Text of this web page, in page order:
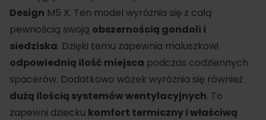
Design M5 X. Ten model wyróżnia się z całą
pewnością swoją obszernością gondoli i
siedziska. Dzięki temu zapewnia maluszkowi
odpowiednią ilość miejsca podczas codziennych
spacerów. Dodatkowo wózek wyróżnia się również
dużą ilością systemów wentylacyjnych. To
zapewni dziecku komfort termiczny i właściwą